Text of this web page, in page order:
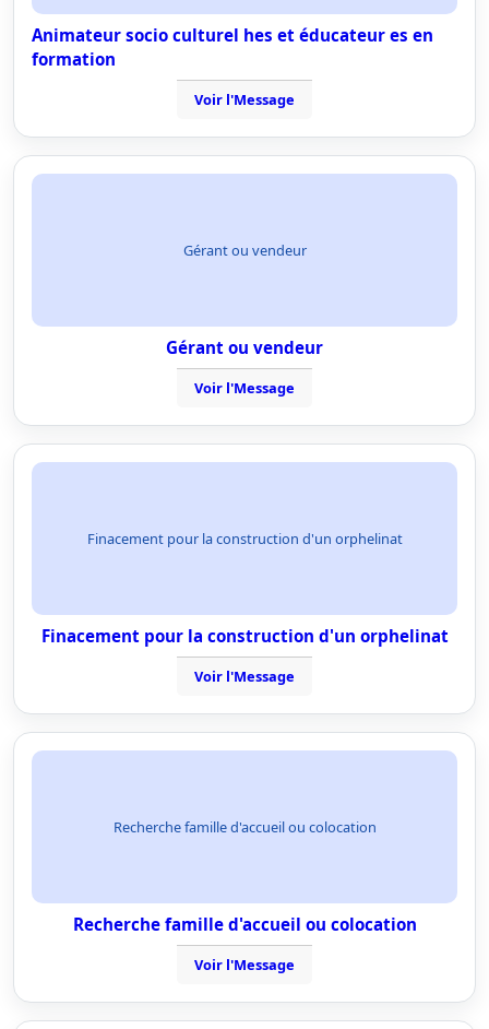
Animateur socio culturel hes et éducateur es en
formation
Voir l'Message
Gérant ou vendeur
Gérant ou vendeur
Voir l'Message
Finacement pour la construction d'un orphelinat
Finacement pour la construction d'un orphelinat
Voir l'Message
Recherche famille d'accueil ou colocation
Recherche famille d'accueil ou colocation
Voir l'Message